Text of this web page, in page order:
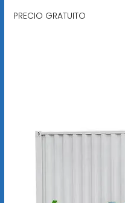
PRECIO GRATUITO